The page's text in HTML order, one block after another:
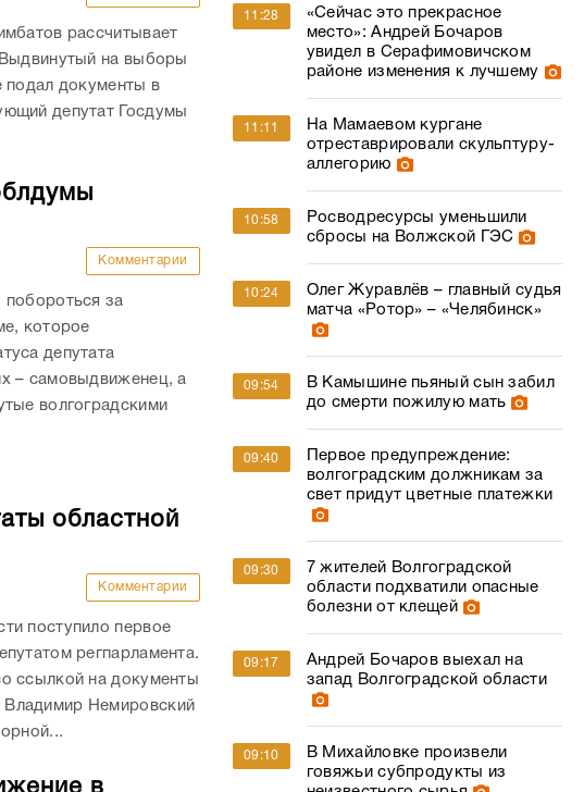
рассчитывает
на выборы
подал документы в
депутат Госдумы
Комментарии
побороться за
которое
депутата
– самовыдвиженец, а
волгоградскими
областной
Комментарии
поступило первое
регпарламента.
ссылкой на документы
Немировский
в
11:28
«Сейчас это прекрасное
место»: Андрей Бочаров
увидел в Серафимовичском
районе изменения к лучшему
11:11
На Мамаевом кургане
отреставрировали скульптуру-
аллегорию
10:58
Росводресурсы уменьшили
сбросы на Волжской ГЭС
10:24
Олег Журавлёв – главный судья
матча «Ротор» – «Челябинск»
09:54
В Камышине пьяный сын забил
до смерти пожилую мать
09:40
Первое предупреждение:
волгоградским должникам за
свет придут цветные платежки
09:30
7 жителей Волгоградской
области подхватили опасные
болезни от клещей
09:17
Андрей Бочаров выехал на
запад Волгоградской области
09:10
В Михайловке произвели
говяжьи субпродукты из